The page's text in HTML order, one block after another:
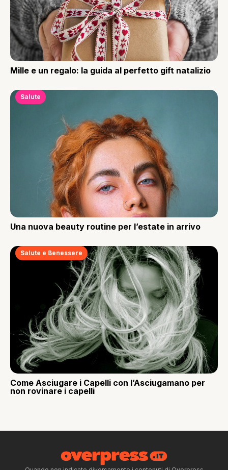
Mille e un regalo: la guida al perfetto gift natalizio
Salute
Una nuova beauty routine per l’estate in arrivo
Salute e Benessere
Come Asciugare i Capelli con l’Asciugamano per
non rovinare i capelli